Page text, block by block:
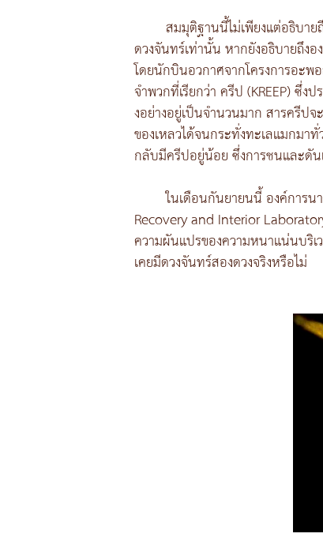
สมมุติฐานนี้ไม่เพียงแต่อธิบา
ดวงจันทร์เท่านั้น หากยังอธิบายถึง
โดยนักบินอวกาศจากโครงการอะ
จำพวกที่เรียกว่า ครีป (KREEP) ซึ่
งอย่างอยู่เป็นจำนวนมาก สารครีป
ของเหลวได้จนกระทั่งทะเลแมกมา
กลับมีครีปอยู่น้อย ซึ่งการชนและดัน
ในเดือนกันยายนนี้ องค์การน
Recovery and Interior
ความผันแปรของความหนาแน่นบริ
เคยมีดวงจันทร์สองดวงจริงหรือไม่